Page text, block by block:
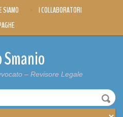
SIAMO
I COLLABORATORI
– Revisore Legale